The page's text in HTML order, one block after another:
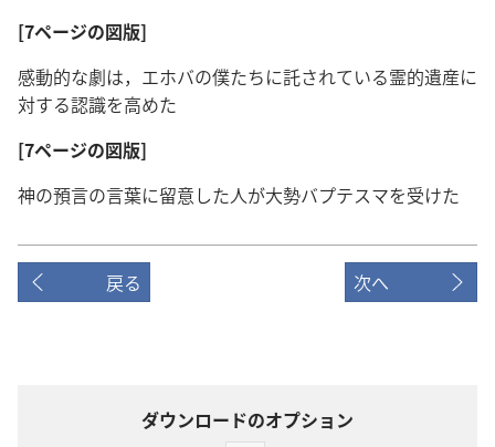
[7ページの図版]
感動的な劇は，エホバの僕たちに託されている霊的遺産に
対する認識を高めた
[7ページの図版]
神の預言の言葉に留意した人が大勢バプテスマを受けた
戻る 次へ
ダウンロードのオプション